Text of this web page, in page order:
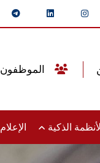
الذكية الإعلام